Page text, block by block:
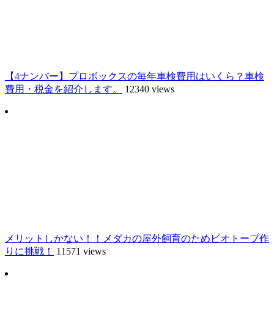
【4ナンバー】プロボックスの毎年車検費用はいくら？車検
費用・税金を紹介します。
12340 views
メリットしかない！！メダカの屋外飼育のためビオトープ作
りに挑戦！
11571 views